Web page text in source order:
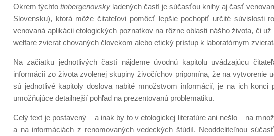
Okrem týchtotinbergenovsky ladených častí je súčasťou knihy aj časť
Slovensku), ktorá môže čitateľovi pomôcť lepšie pochopiť určité súvislosti
venovaná aplikácii etologických poznatkov na rôzne oblasti nášho života, či
welfare zvierat chovaných človekom alebo etický prístup k laboratórnym
Na začiatku jednotlivých častí nájdeme úvodnú kapitolu uvádzajúcu
informácií zo života zvolenej skupiny živočíchov pripomína, že na vytvorenie
sú jednotlivé kapitoly doslova nabité množstvom informácií, je na ich
umožňujúce detailnejší pohľad na prezentovanú problematiku.
Celý text je postavený – a inak by to v etologickej literatúre ani nešlo – na
a na informáciách z renomovaných vedeckých štúdií. Neoddeliteľnou